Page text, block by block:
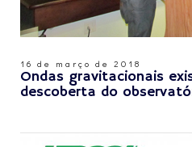
16 de março de 2018
Ondas gravitacionais
descoberta do